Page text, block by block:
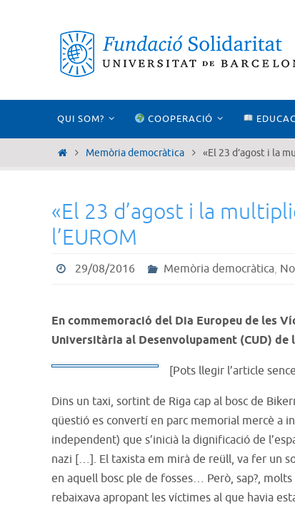
content
QUI SOM? COOPERACIÓ
HomeMemòria democràtica «El 23 d’agost i la
«El 23 d’agost i la
l’EUROM
29/08/2016 Memòria democràtica,
En commemoració del Dia Europeu de les
Universitària al Desenvolupament (CUD) de
[Pots llegir l’article
Dins un taxi, sortint de Riga cap al bosc de
qüestió es convertí en parc memorial mercè a
independent) que s’inicià la dignificació de
nazi […]. El taxista em mirà de reüll, va fer un
en aquell bosc ple de fosses… Però, sap?,
rebaixava apropant les víctimes al que havia